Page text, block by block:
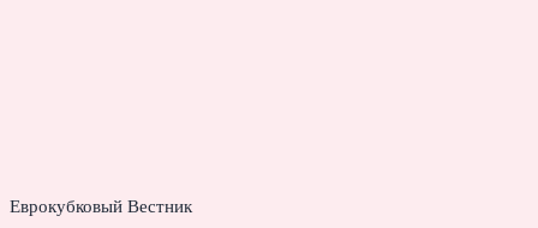
Еврокубковый Вестник